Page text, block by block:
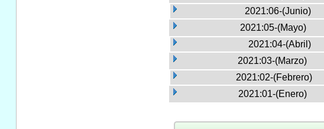
2021:06-(Junio)
2021:05-(Mayo)
2021:04-(Abril)
2021:03-(Marzo)
2021:02-(Febrero)
2021:01-(Enero)